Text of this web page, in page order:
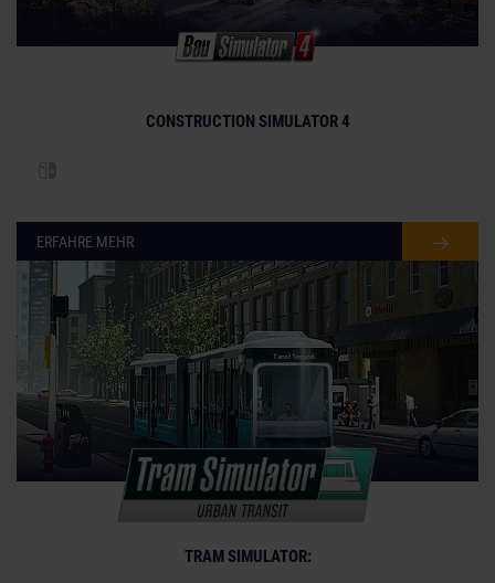
CONSTRUCTION SIMULATOR 4
ERFAHRE MEHR
© [Translate to German:]
TRAM SIMULATOR: